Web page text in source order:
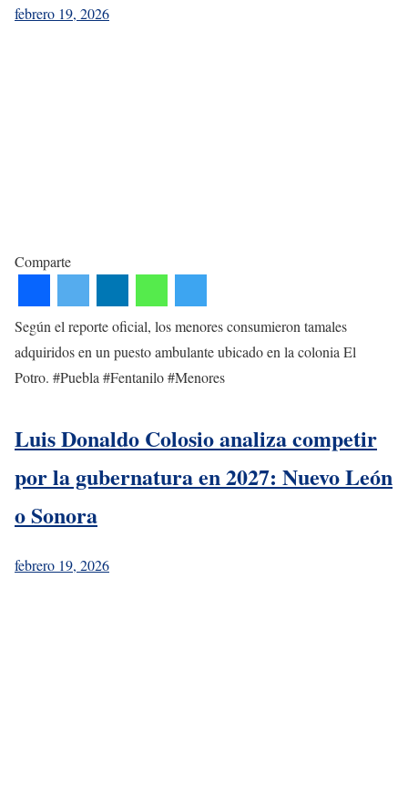
febrero 19, 2026
Comparte
Según el reporte oficial, los menores consumieron tamales
adquiridos en un puesto ambulante ubicado en la colonia El
Potro. #Puebla #Fentanilo #Menores
Luis Donaldo Colosio analiza competir
por la gubernatura en 2027: Nuevo León
o Sonora
febrero 19, 2026